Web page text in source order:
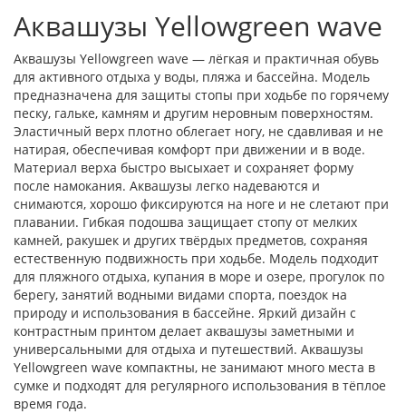
Аквашузы Yellowgreen wave
Аквашузы Yellowgreen wave — лёгкая и практичная обувь
для активного отдыха у воды, пляжа и бассейна. Модель
предназначена для защиты стопы при ходьбе по горячему
песку, гальке, камням и другим неровным поверхностям.
Эластичный верх плотно облегает ногу, не сдавливая и не
натирая, обеспечивая комфорт при движении и в воде.
Материал верха быстро высыхает и сохраняет форму
после намокания. Аквашузы легко надеваются и
снимаются, хорошо фиксируются на ноге и не слетают при
плавании. Гибкая подошва защищает стопу от мелких
камней, ракушек и других твёрдых предметов, сохраняя
естественную подвижность при ходьбе. Модель подходит
для пляжного отдыха, купания в море и озере, прогулок по
берегу, занятий водными видами спорта, поездок на
природу и использования в бассейне. Яркий дизайн с
контрастным принтом делает аквашузы заметными и
универсальными для отдыха и путешествий. Аквашузы
Yellowgreen wave компактны, не занимают много места в
сумке и подходят для регулярного использования в тёплое
время года.